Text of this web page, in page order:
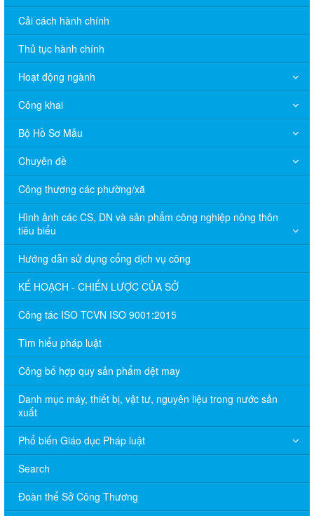
Cải cách hành chính
Thủ tục hành chính
Hoạt động ngành
Công khai
Bộ Hồ Sơ Mẫu
Chuyên đề
Công thương các phường/xã
Hình ảnh các CS, DN và sản phẩm công nghiệp nông thôn
tiêu biểu
Hướng dẫn sử dụng cổng dịch vụ công
KẾ HOẠCH - CHIẾN LƯỢC CỦA SỞ
Công tác ISO TCVN ISO 9001:2015
Tìm hiểu pháp luật
Công bố hợp quy sản phẩm dệt may
Danh mục máy, thiết bị, vật tư, nguyên liệu trong nước sản
xuất
Phổ biến Giáo dục Pháp luật
Search
Đoàn thể Sở Công Thương